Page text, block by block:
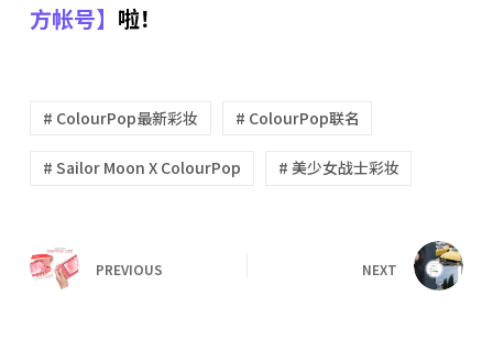
方帐号】 啦！
# ColourPop最新彩妆 # ColourPop联名
# Sailor Moon X ColourPop # 美少女战士彩妆
PREVIOUS NEXT